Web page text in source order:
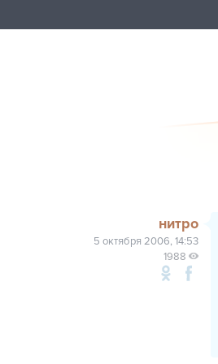
нитро
5 октября 2006, 14:53
1988